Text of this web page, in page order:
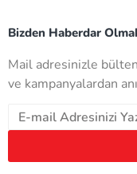
Bizden Haberdar
Mail adresinizle
ve kampanyalardan